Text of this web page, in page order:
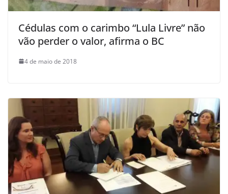
Cédulas com o carimbo “Lula Livre” não
vão perder o valor, afirma o BC
4 de maio de 2018